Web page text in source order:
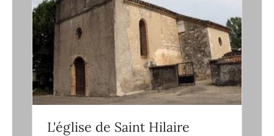
L'église de Saint Hilaire